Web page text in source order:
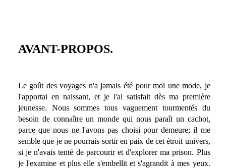
AVANT-PROPOS.
Le goût des voyages n'a jamais été pour moi une mode, je
l'apportai en naissant, et je l'ai satisfait dès ma première
jeunesse. Nous sommes tous vaguement tourmentés du
besoin de connaître un monde qui nous paraît un cachot,
parce que nous ne l'avons pas choisi pour demeure; il me
semble que je ne pourrais sortir en paix de cet étroit univers,
si je n'avais tenté de parcourir et d'explorer ma prison. Plus
je l'examine et plus elle s'embellit et s'agrandit à mes yeux.